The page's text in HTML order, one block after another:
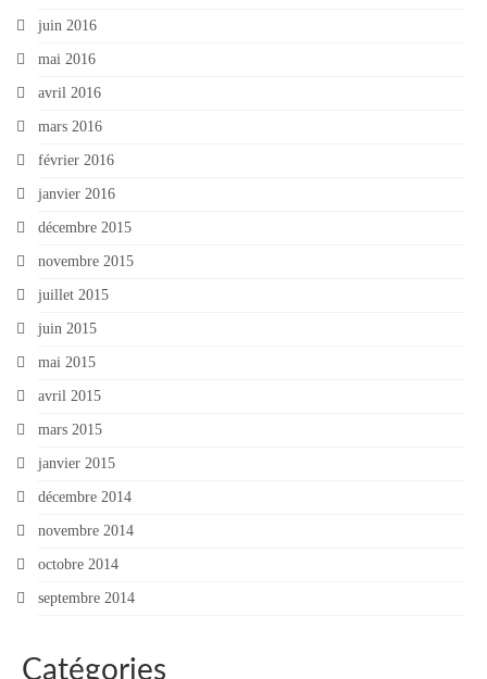
juin 2016
mai 2016
avril 2016
mars 2016
février 2016
janvier 2016
décembre 2015
novembre 2015
juillet 2015
juin 2015
mai 2015
avril 2015
mars 2015
janvier 2015
décembre 2014
novembre 2014
octobre 2014
septembre 2014
Catégories